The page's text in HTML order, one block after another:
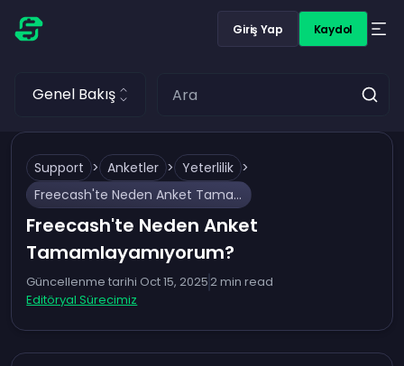
Giriş Yap Kaydol
Genel Bakış
Support > Anketler > Yeterlilik >
Freecash'te Neden Anket Tamamlayamıyorum?
Freecash'te Neden Anket
Tamamlayamıyorum?
Güncellenme tarihi Oct 15, 20252min read
Editöryal Sürecimiz